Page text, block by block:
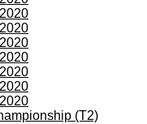
(T2)